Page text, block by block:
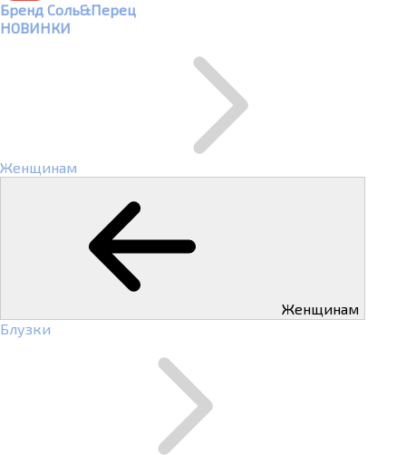
Бренд Соль&Перец
НОВИНКИ
Женщинам
Женщинам
Блузки